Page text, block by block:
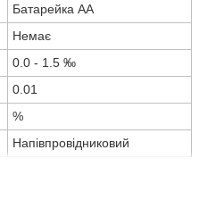
Батарейка AA
Немає
0.0 - 1.5 ‰
0.01
%
Напівпровідниковий